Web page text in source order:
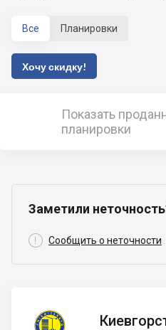
Все Планировки
Хочу скидку!
Показать
планировки
Заметили
 Сообщить о неточности
Киевгорстрой